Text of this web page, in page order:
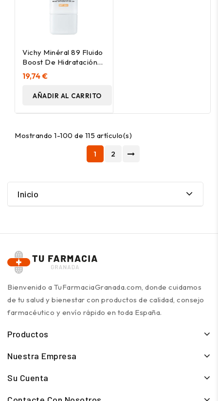
Vichy Minéral 89 Fluido
Boost De Hidratación
72H Spf50+ 50Ml
19,74 €
AÑADIR AL CARRITO
Mostrando 1-100 de 115 artículo(s)
1
2
Inicio
Bienvenido a TuFarmaciaGranada.com, donde cuidamos
de tu salud y bienestar con productos de calidad, consejo
farmacéutico y envío rápido en toda España.
Productos
Nuestra Empresa
Su Cuenta